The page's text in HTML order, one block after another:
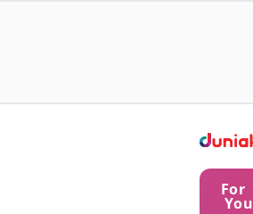
For
You